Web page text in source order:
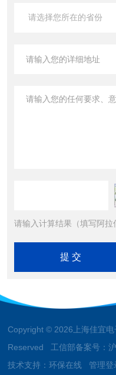
请输入计算结果（填写阿
Copyright © 2026上海佳宜
Reserved 工信部备案号：
技术支持：环保在线 管理登